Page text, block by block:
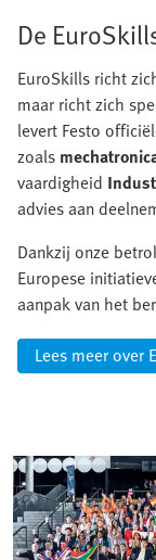
De
EuroSkills richt
maar richt zich
levert Festo
zoals
vaardigheid
advies aan
Dankzij onze
Europese
aanpak van het
Lees meer over